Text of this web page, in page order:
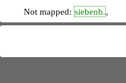
Not mapped: siebenb.,